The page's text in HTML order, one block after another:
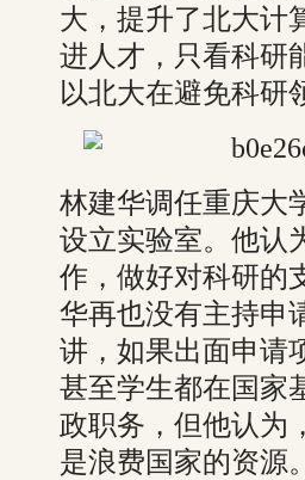
大，提升了北大计
进人才，只看科研
以北大在避免科研
林建华调任重庆大
设立实验室。他认
作，做好对科研的
华再也没有主持申
讲，如果出面申请
甚至学生都在国家
政职务，但他认为
是浪费国家的资源。